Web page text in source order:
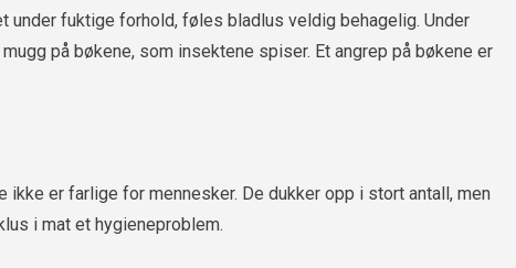
under fuktige forhold, føles bladlus veldig behagelig. Under
på bøkene, som insektene spiser. Et angrep på bøkene er
ikke er farlige for mennesker. De dukker opp i stort antall, men
i mat et hygieneproblem.